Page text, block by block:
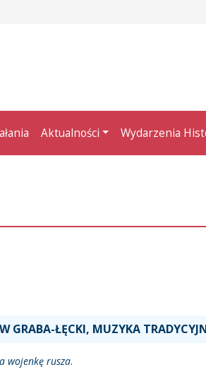
Aktualności Wydarzenia
GRABA-ŁĘCKI, MUZYKA
wojenkę rusza.